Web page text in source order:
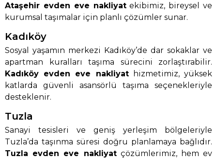
Ataşehir evden eve nakliyatekibimiz, bireysel ve
kurumsal taşımalar için planlı çözümler sunar.
Kadıköy
Sosyal yaşamın merkezi Kadıköy’de dar sokaklar ve
apartman kuralları taşıma sürecini zorlaştırabilir.
Kadıköy evden eve nakliyathizmetimiz, yüksek
katlarda güvenli asansörlü taşıma seçenekleriyle
desteklenir.
Tuzla
Sanayi tesisleri ve geniş yerleşim bölgeleriyle
Tuzla’da taşınma süresi doğru planlamaya bağlıdır.
Tuzla evden eve nakliyatçözümlerimiz, hem ev